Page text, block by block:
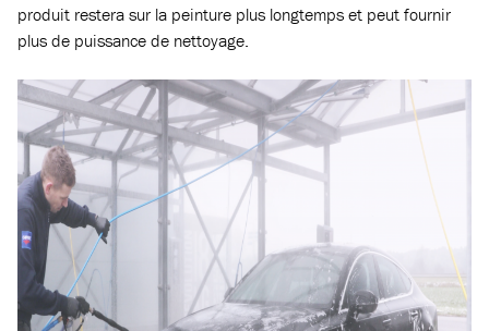
produit restera sur la peinture plus longtemps et peut fournir
plus de puissance de nettoyage.